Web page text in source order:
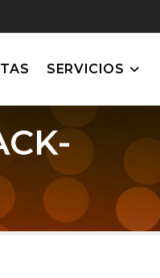
SERVICIOS